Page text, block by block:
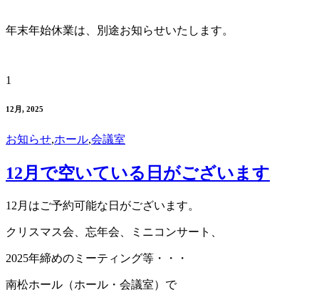
年末年始休業は、別途お知らせいたします。
1
12月, 2025
お知らせ,ホール,会議室
12月で空いている日がございます
12月はご予約可能な日がございます。
クリスマス会、忘年会、ミニコンサート、
2025年締めのミーティング等・・・
南松ホール（ホール・会議室）で